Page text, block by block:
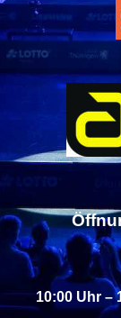
10:00 Uhr –